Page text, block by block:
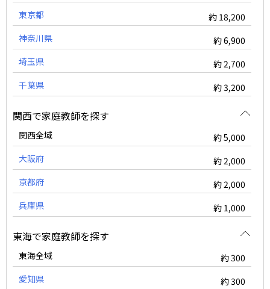
東京都
約 18,200
神奈川県
約 6,900
埼玉県
約 2,700
千葉県
約 3,200
関西で家庭教師を探す
関西全域
約 5,000
大阪府
約 2,000
京都府
約 2,000
兵庫県
約 1,000
東海で家庭教師を探す
東海全域
約 300
愛知県
約 300